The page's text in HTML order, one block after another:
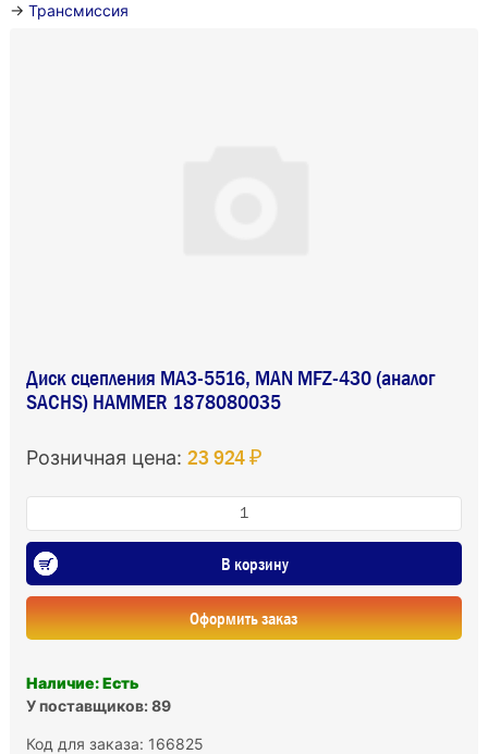
→ Трансмиссия
Диск сцепления МАЗ-5516, MAN MFZ-430 (аналог
SACHS) HAMMER 1878080035
Розничная цена: 23 924 ₽
В корзину
Оформить заказ
Наличие: Есть
У поставщиков: 89
Код для заказа: 166825